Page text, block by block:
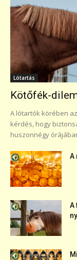
Lótartás
Kötőfék-
A lótartók körében
kérdés, hogy
huszonnégy
A
A